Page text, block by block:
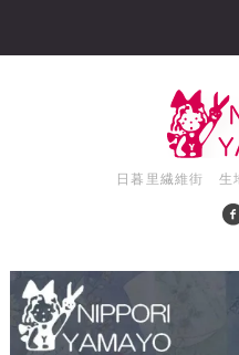
日暮里繊維街 生